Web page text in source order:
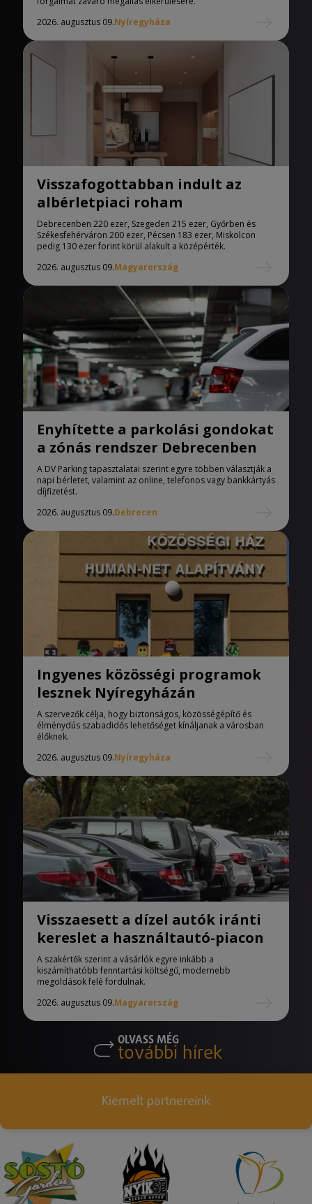
2026. augusztus 09.Nyíregyháza
Visszafogottabban indult az
albérletpiaci roham
Debrecenben 220 ezer, Szegeden 215 ezer, Győrben és
Székesfehérváron 200 ezer, Pécsen 183 ezer, Miskolcon
pedig 130 ezer forint körül alakult a középérték.
2026. augusztus 09.Magyarország
Enyhítette a parkolási gondokat
a zónás rendszer Debrecenben
A DV Parking tapasztalatai szerint egyre többen választják a
napi bérletet, valamint az online, telefonos vagy bankkártyás
díjfizetést.
2026. augusztus 09.Debrecen
Ingyenes közösségi programok
lesznek Nyíregyházán
A szervezők célja, hogy biztonságos, közösségépítő és
élménydús szabadidős lehetőséget kínáljanak a városban
élőknek.
2026. augusztus 09.Nyíregyháza
Visszaesett a dízel autók iránti
kereslet a használtautó-piacon
A szakértők szerint a vásárlók egyre inkább a
kiszámíthatóbb fenntartási költségű, modernebb
megoldások felé fordulnak.
2026. augusztus 09.Magyarország
OLVASS MÉG
további hírek
Kiemelt partnereink